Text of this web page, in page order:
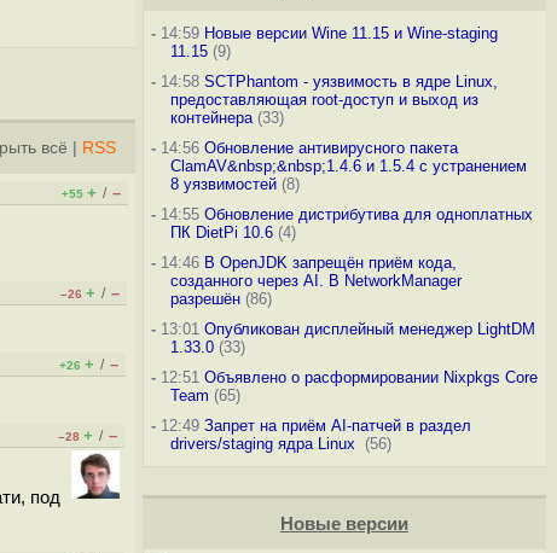
всё RSS
+55 + / –
–26 + / –
+26 + / –
–28 + / –
под
-14:59 Новые версии Wine 11.15 и Wine-staging
11.15(9)
-14:58 SCTPhantom - уязвимость в ядре Linux,
предоставляющая root-доступ и выход из
контейнера(33)
-14:56 Обновление антивирусного пакета
ClamAV&nbsp;&nbsp;1.4.6 и 1.5.4 с устранением
8 уязвимостей(8)
-14:55 Обновление дистрибутива для одноплатных
ПК DietPi 10.6(4)
-14:46 В OpenJDK запрещён приём кода,
созданного через AI. В NetworkManager
разрешён(86)
-13:01 Опубликован дисплейный менеджер LightDM
1.33.0(33)
-12:51 Объявлено о расформировании Nixpkgs Core
Team (65)
-12:49 Запрет на приём AI-патчей в раздел
drivers/staging ядра Linux
(56)
Новые версии